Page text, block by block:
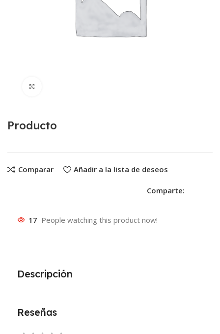
Producto
Comparar Añadir a la lista de deseos
Comparte:
17 People watching this product now!
Descripción
Reseñas